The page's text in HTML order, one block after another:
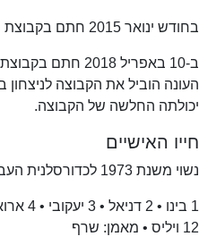
בחודש ינואר 2015 חתם בקבוצת מכבי אשדוד באר טוביה, במקומו של ליאור ליובין שפוטר.
ב-10 באפריל
יכולתה החלשה של הקבוצה.
חייו האישיים
נשוי משנת 1973 לכדורסלנית העבר רונית שרף ולהם שני בנים.
12 ויליס • מאמן: שרף